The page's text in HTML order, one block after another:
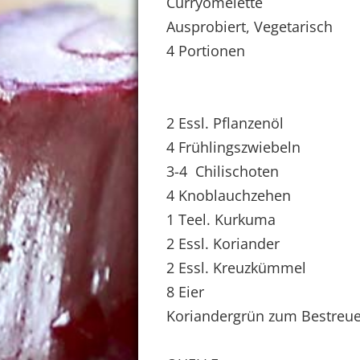
Ausprobiert, Vegetarisch
4 Portionen
2 Essl. Pflanzenöl
4 Frühlingszwiebeln
3-4 Chilischoten
4 Knoblauchzehen
1 Teel. Kurkuma
2 Essl. Koriander
2 Essl. Kreuzkümmel
8 Eier
Koriandergrün zum